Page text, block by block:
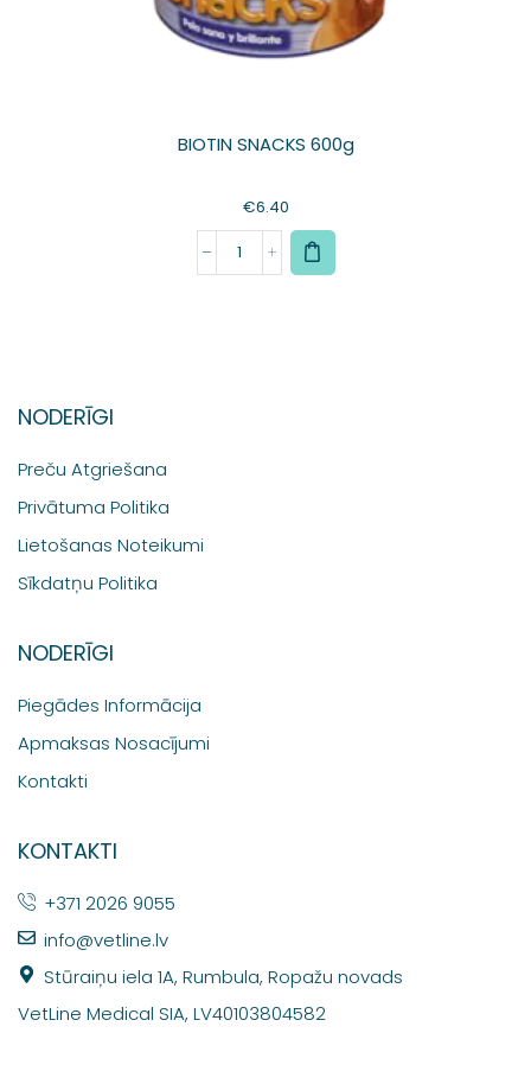
BIOTIN SNACKS 600g
€6.40
NODERĪGI
Preču Atgriešana
Privātuma Politika
Lietošanas Noteikumi
Sīkdatņu Politika
NODERĪGI
Piegādes Informācija
Apmaksas Nosacījumi
Kontakti
KONTAKTI
+371 2026 9055
info@vetline.lv
Stūraiņu iela 1A, Rumbula, Ropažu novads
VetLine Medical SIA, LV40103804582